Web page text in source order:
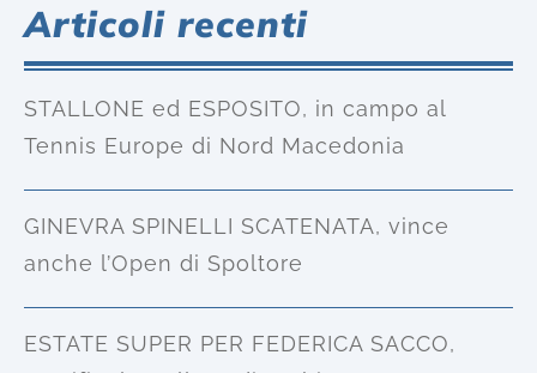
Articoli recenti
STALLONE ed ESPOSITO, in campo al
Tennis Europe di Nord Macedonia
GINEVRA SPINELLI SCATENATA, vince
anche l’Open di Spoltore
ESTATE SUPER PER FEDERICA SACCO,